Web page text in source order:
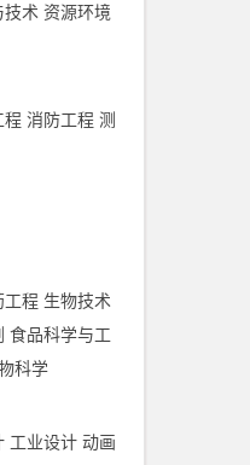
技术 资源环境
程 消防工程 测
工程 生物技术
食品科学与工
科学
工业设计 动画